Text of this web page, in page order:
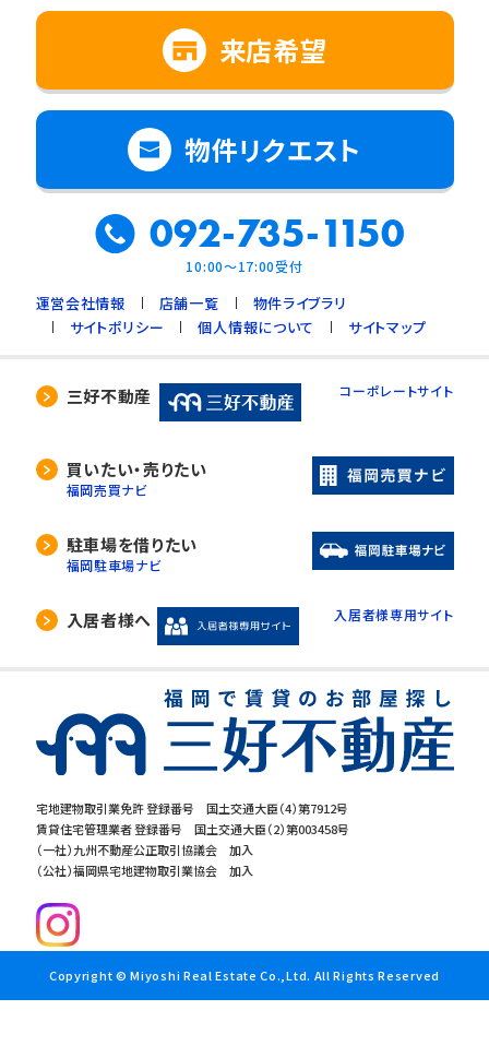
宅地建物取引業免許 登録番号 国土交通大臣（4）第7912号
賃貸住宅管理業者 登録番号 国土交通大臣（2）第003458号
（一社）九州不動産公正取引協議会 加入
（公社）福岡県宅地建物取引業協会 加入
来店希望
物件リクエスト
092-735-1150
10:00～17:00受付
運営会社情報 店舗一覧
物件ライブラリ
サイトポリシー
個人情報について サイトマップ
三好不動産 コーポレートサイト
買いたい・売りたい
福岡売買ナビ
駐車場を借りたい
福岡駐車場ナビ
入居者様へ 入居者様専用サイト
Copyright © Miyoshi Real Estate Co.,Ltd. All Rights Reserved